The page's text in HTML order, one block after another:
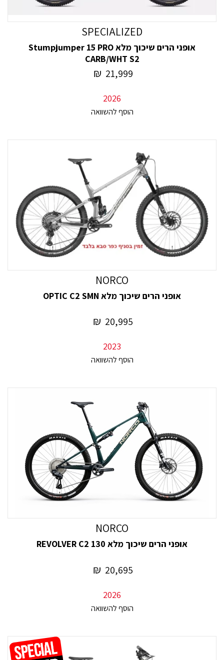
SPECIALIZED
אופני הרים שיכוך מלא Stumpjumper 15 PRO
CARB/WHT S2
21,999
₪
2026
הוסף להשוואה
NORCO
אופני הרים שיכוך מלא OPTIC C2 SMN
20,995
₪
2023
NORCO
אופני הרים שיכוך מלא REVOLVER C2 130
20,695
₪
2026